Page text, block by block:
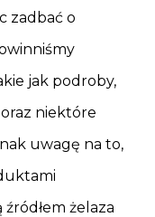
zadbać o
jak podroby,
niektóre
uwagę na to,
żelaza